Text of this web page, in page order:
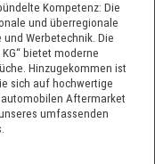
Kompetenz: Die
und überregionale
Werbetechnik. Die
bietet moderne
Hinzugekommen ist
sich auf hochwertige
Aftermarket
umfassenden